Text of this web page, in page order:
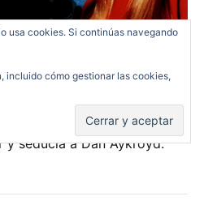
Los ochenta
donde un alien tomaba el
y seducía aDan Aykroyd.
usa cookies. Si continúas navegando
incluido cómo gestionar las cookies,